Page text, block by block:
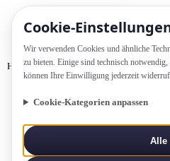
Cookie-
Wir verwenden Cookies und ähnliche
zu bieten. Einige sind technisch
können Ihre Einwilligung jederzeit
Cookie-Kategorien anpassen
Alle
Home Glossar Supply Chain
EINKAUF-UND-SUPPLY-CHAIN
Supply Chain